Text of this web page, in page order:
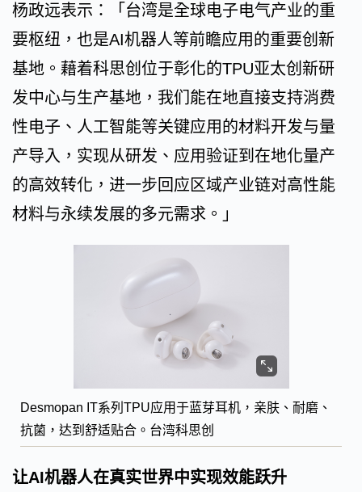
杨政远表示：「台湾是全球电子电气产业的重
要枢纽，也是AI机器人等前瞻应用的重要创新
基地。藉着科思创位于彰化的TPU亚太创新研
发中心与生产基地，我们能在地直接支持消费
性电子、人工智能等关键应用的材料开发与量
产导入，实现从研发、应用验证到在地化量产
的高效转化，进一步回应区域产业链对高性能
材料与永续发展的多元需求。」
Desmopan IT系列TPU应用于蓝芽耳机，亲肤、耐磨、
抗菌，达到舒适贴合。台湾科思创
让AI机器人在真实世界中实现效能跃升